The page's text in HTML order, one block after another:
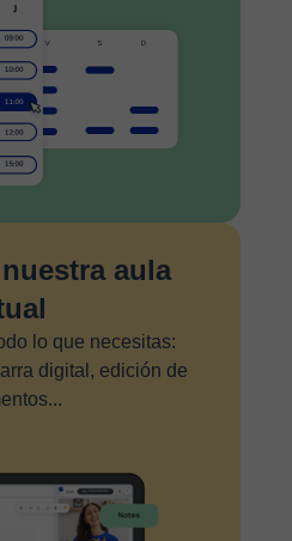
aula
lo que necesitas:
digital, edición de